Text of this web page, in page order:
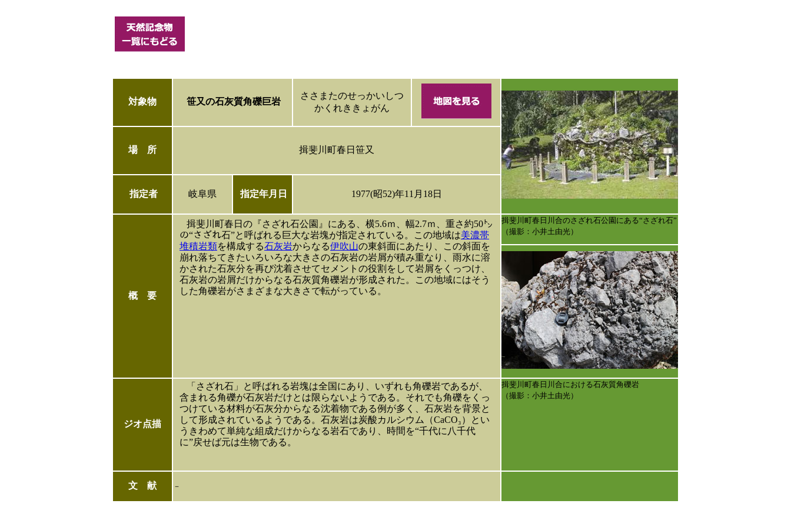
対象物 笹又の石灰質角礫巨岩
ささまたのせっかいしつ
かくれききょがん
場 所 揖斐川町春日笹又
指定者 岐阜県 指定年月日 1977(昭52)年11月18日
概 要
揖斐川町春日の『さざれ石公園』にある、横5.6ｍ、幅2.7ｍ、重さ約50㌧
の“さざれ石”と呼ばれる巨大な岩塊が指定されている。この地域は美濃帯
堆積岩類を構成する石灰岩からなる伊吹山の東斜面にあたり、この斜面を
崩れ落ちてきたいろいろな大きさの石灰岩の岩屑が積み重なり、雨水に溶
かされた石灰分を再び沈着させてセメントの役割をして岩屑をくっつけ、
石灰岩の岩屑だけからなる石灰質角礫岩が形成された。この地域にはそう
した角礫岩がさまざまな大きさで転がっている。
揖斐川町春日川合のさざれ石公園にある“さざれ石”
（撮影：小井土由光）
ジオ点描
「さざれ石」と呼ばれる岩塊は全国にあり、いずれも角礫岩であるが、
含まれる角礫が石灰岩だけとは限らないようである。それでも角礫をくっ
つけている材料が石灰分からなる沈着物である例が多く、石灰岩を背景と
して形成されているようである。石灰岩は炭酸カルシウム（CaCO₃）とい
うきわめて単純な組成だけからなる岩石であり、時間を“千代に八千代
に”戻せば元は生物である。
揖斐川町春日川合における石灰質角礫岩
（撮影：小井土由光）
文 献 －